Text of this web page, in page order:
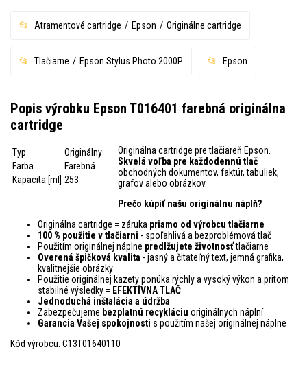
Atramentové cartridge Epson Originálne cartridge
Tlačiarne Epson Stylus Photo 2000P Epson
Popis výrobku Epson T016401 farebná originálna
cartridge
Typ
Originálny
Farba
Farebná
Kapacita [ml] 253
Originálna cartridge pre tlačiareň Epson.
Skvelá voľba pre každodennú tlač
obchodných dokumentov, faktúr, tabuliek,
grafov alebo obrázkov.
Prečo kúpiť našu originálnu náplň?
Originálna cartridge = záruka priamo od výrobcu tlačiarne
100 % použitie v tlačiarni - spoľahlivá a bezproblémová tlač
Použitím originálnej náplne predlžujete životnosťtlačiarne
Overená špičková kvalita - jasný a čitateľný text, jemná grafika,
kvalitnejšie obrázky
Použitie originálnej kazety ponúka rýchly a vysoký výkon a pritom
stabilné výsledky = EFEKTÍVNA TLAČ
Jednoduchá inštalácia a údržba
Zabezpečujeme bezplatnú recykláciu originálnych náplní
Garancia Vašej spokojnosti s použitím našej originálnej náplne
Kód výrobcu: C13T01640110